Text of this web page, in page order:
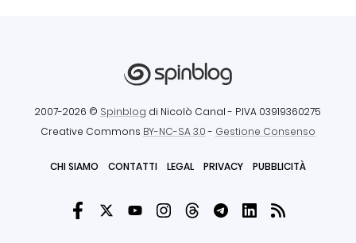
2007-2026 © Spinblog di Nicolò Canal - P.IVA 03919360275
Creative Commons BY-NC-SA 3.0- Gestione Consenso
CHI SIAMO CONTATTI LEGAL PRIVACY PUBBLICITÀ